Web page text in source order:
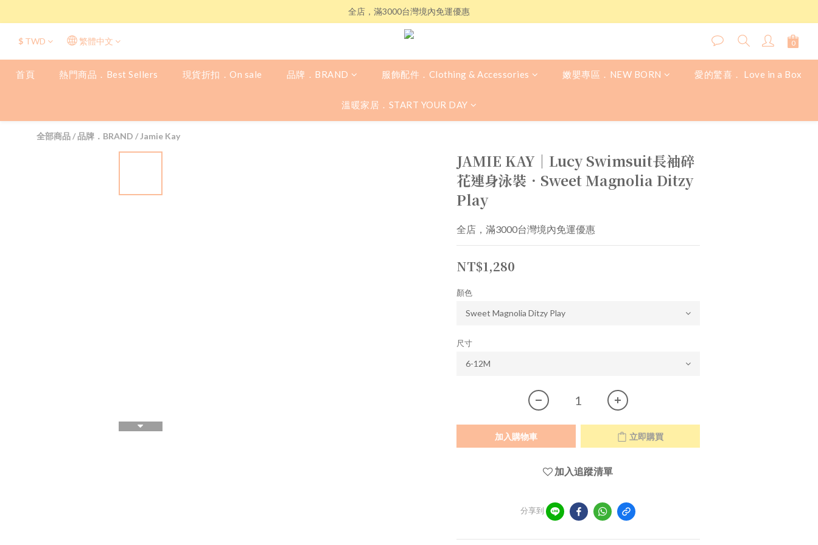
全店，滿3000台灣境內免運優惠
$ TWD 繁體中文
首頁 熱門商品．Best Sellers 現貨折扣．On sale 品牌．BRAND 服飾配件．Clothing & Accessories 嫩嬰專區．NEW BORN 愛的驚喜． Love in a Box
溫暖家居．START YOUR DAY
全部商品/品牌．BRAND /Jamie Kay
JAMIE KAY│Lucy Swimsuit長袖碎
花連身泳裝．Sweet Magnolia Ditzy
Play
全店，滿3000台灣境內免運優惠
NT$1,280
顏色
尺寸
加入購物車 立即購買
加入追蹤清單
分享到